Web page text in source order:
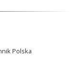
Polska